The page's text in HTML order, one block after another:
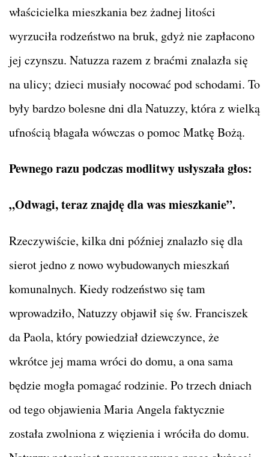
właścicielka mieszkania bez żadnej litości
wyrzuciła rodzeństwo na bruk, gdyż nie zapłacono
jej czynszu. Natuzza razem z braćmi znalazła się
na ulicy; dzieci musiały nocować pod schodami. To
były bardzo bolesne dni dla Natuzzy, która z wielką
ufnością błagała wówczas o pomoc Matkę Bożą.
Pewnego razu podczas modlitwy usłyszała głos:
„Odwagi, teraz znajdę dla was mieszkanie”.
Rzeczywiście, kilka dni później znalazło się dla
sierot jedno z nowo wybudowanych mieszkań
komunalnych. Kiedy rodzeństwo się tam
wprowadziło, Natuzzy objawił się św. Franciszek
da Paola, który powiedział dziewczynce, że
wkrótce jej mama wróci do domu, a ona sama
będzie mogła pomagać rodzinie. Po trzech dniach
od tego objawienia Maria Angela faktycznie
została zwolniona z więzienia i wróciła do domu.